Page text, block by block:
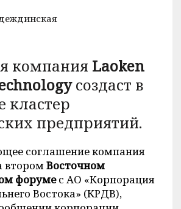
компания Laoken
создаст в
кластер
предприятий.
соглашение компания
второмВосточном
форумес АО «Корпорация
Востока» (КРДВ),